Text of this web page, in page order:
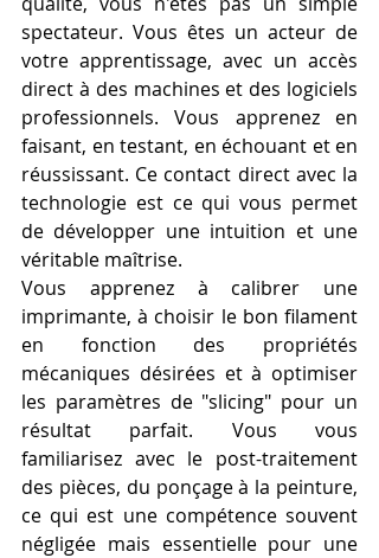
spectateur. Vous êtes un acteur de
votre apprentissage, avec un accès
direct à des machines et des logiciels
professionnels. Vous apprenez en
faisant, en testant, en échouant et en
réussissant. Ce contact direct avec la
technologie est ce qui vous permet
de développer une intuition et une
véritable maîtrise.
Vous apprenez à calibrer une
imprimante, à choisir le bon filament
en fonction des propriétés
mécaniques désirées et à optimiser
les paramètres de "slicing" pour un
résultat parfait. Vous vous
familiarisez avec le post-traitement
des pièces, du ponçage à la peinture,
ce qui est une compétence souvent
négligée mais essentielle pour une